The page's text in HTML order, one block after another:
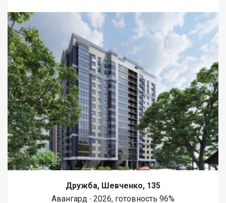
Дружба, Шевченко, 135
Авангард ∙ 2026, готовность 96%